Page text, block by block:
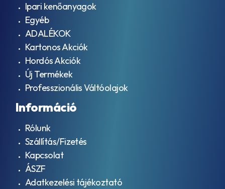
22 2
167
BMW
83
22 2
BMW
83 22
413 513
BMW
83
858
BMW
Ipari kenőanyagok
Egyéb
ADALÉKOK
Kartonos Akciók
Hordós Akciók
Új Termékek
Professzionális Váltóolajok
Információ
Rólunk
Szállítás/Fizetés
Kapcsolat
ÁSZF
Adatkezelési tájékoztató